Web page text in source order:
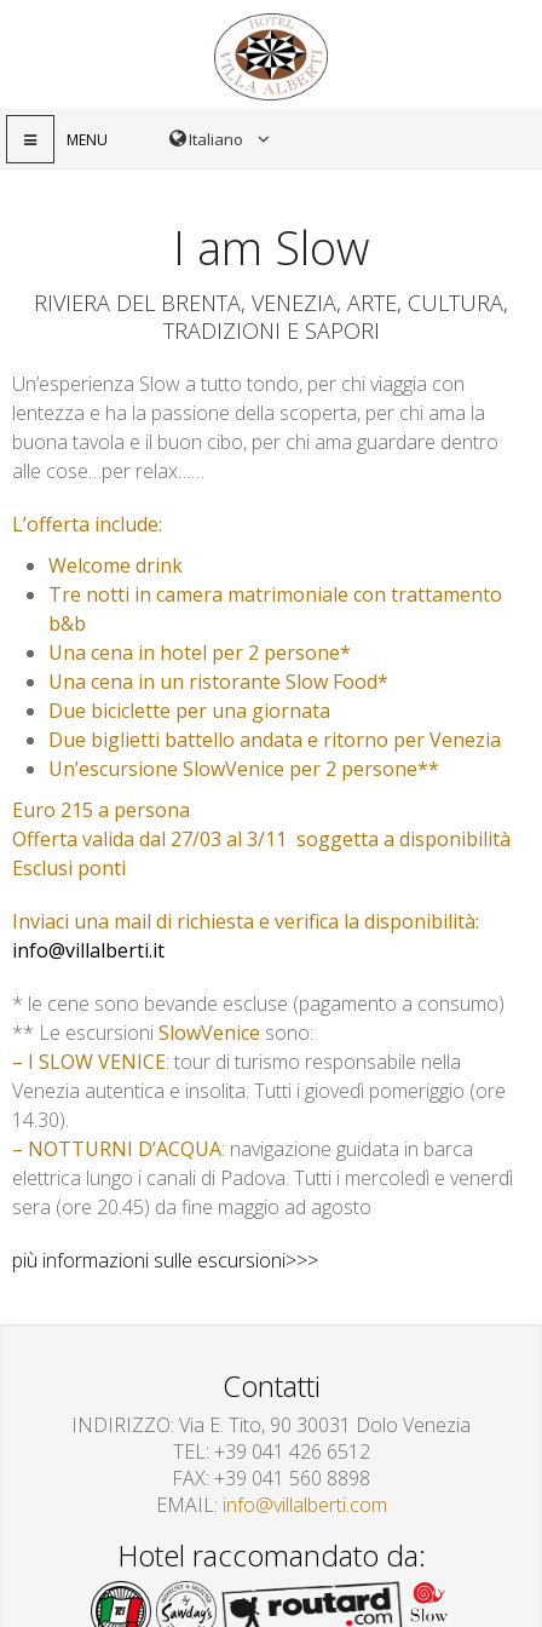
MENU
I am Slow
RIVIERA DEL BRENTA, VENEZIA, ARTE, CULTURA,
TRADIZIONI E SAPORI
Un’esperienza Slow a tutto tondo, per chi viaggia con
lentezza e ha la passione della scoperta, per chi ama la
buona tavola e il buon cibo, per chi ama guardare dentro
alle cose…per relax……
L’offerta include:
Welcome drink
Tre notti in camera matrimoniale con trattamento
b&b
Una cena in hotel per 2 persone*
Una cena in un ristorante Slow Food*
Due biciclette per una giornata
Due biglietti battello andata e ritorno per Venezia
Un’escursione SlowVenice per 2 persone**
Euro 215 a persona
Offerta valida dal 27/03 al 3/11 soggetta a disponibilità
Esclusi ponti
Inviaci una mail di richiesta e verifica la disponibilità:
info@villalberti.it
* le cene sono bevande escluse (pagamento a consumo)
** Le escursioniSlowVenice sono:
– I SLOW VENICE: tour di turismo responsabile nella
Venezia autentica e insolita. Tutti i giovedì pomeriggio (ore
14.30).
– NOTTURNI D’ACQUA: navigazione guidata in barca
elettrica lungo i canali di Padova. Tutti i mercoledì e venerdì
sera (ore 20.45) da fine maggio ad agosto
più informazioni sulle escursioni>>>
Contatti
INDIRIZZO Via E. Tito, 90 30031 Dolo Venezia
TEL +39 041 426 6512
FAX +39 041 560 8898
EMAIL info@villalberti.com
Hotel raccomandato da: